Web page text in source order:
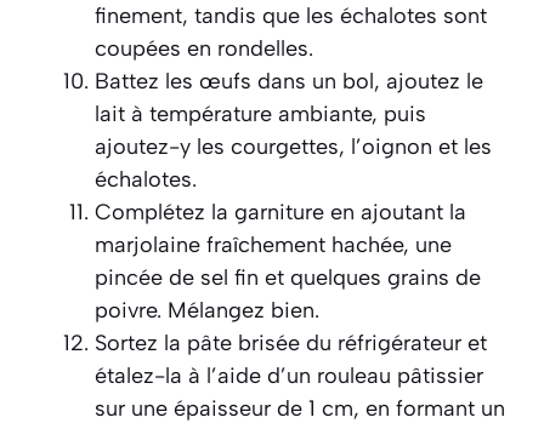
finement, tandis que les échalotes sont
coupées en rondelles.
Battez les œufs dans un bol, ajoutez le
lait à température ambiante, puis
ajoutez-y les courgettes, l’oignon et les
échalotes.
Complétez la garniture en ajoutant la
marjolaine fraîchement hachée, une
pincée de sel fin et quelques grains de
poivre. Mélangez bien.
Sortez la pâte brisée du réfrigérateur et
étalez-la à l’aide d’un rouleau pâtissier
sur une épaisseur de 1 cm, en formant un